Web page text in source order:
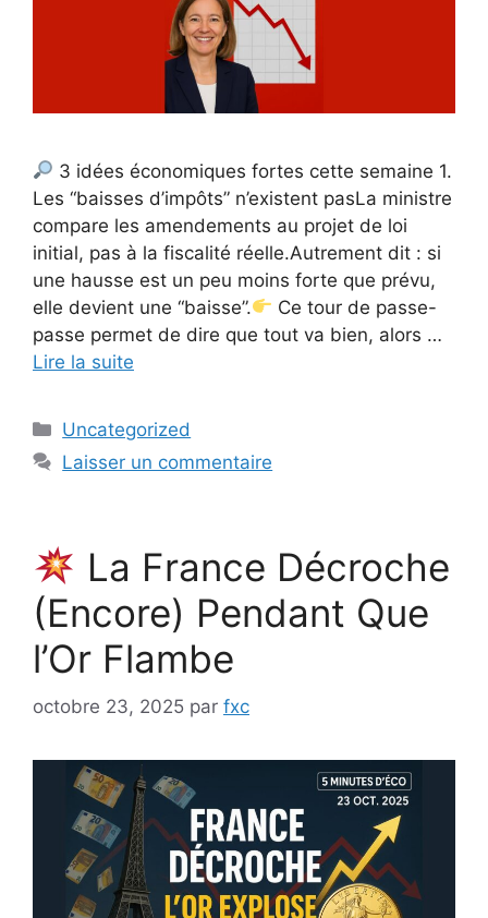
3 idées économiques fortes cette semaine 1.
Les “baisses d’impôts” n’existent pasLa ministre
compare les amendements au projet de loi
initial, pas à la fiscalité réelle.Autrement dit : si
une hausse est un peu moins forte que prévu,
elle devient une “baisse”.
Ce tour de passe-
passe permet de dire que tout va bien, alors …
Lire la suite
Catégories
Uncategorized
Laisser un commentaire
La France Décroche
(Encore) Pendant Que
l’Or Flambe
octobre 23, 2025 par fxc